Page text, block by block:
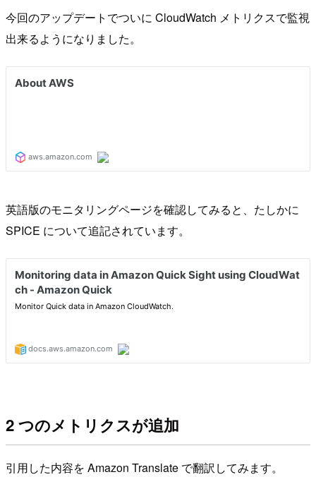
今回のアップデートでついに CloudWatch メトリクスで監視
出来るようになりました。
英語版のモニタリングページを確認してみると、たしかに
SPICE について追記されています。
2 つのメトリクスが追加
引用した内容を Amazon Translate で翻訳してみます。